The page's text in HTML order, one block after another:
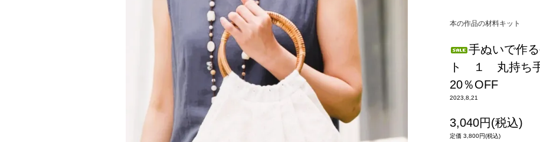
本の作品の材料キット
手ぬいで作
ト １ 丸持ち
20％OFF
2023,8,21
3,040円(税込)
定価 3,800円(税込)